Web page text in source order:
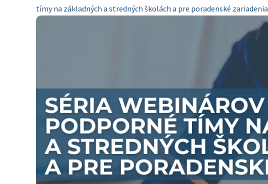
tímy na základných a stredných školách a pre poradenské zariadenia